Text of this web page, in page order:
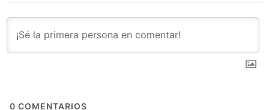
0 COMENTARIOS